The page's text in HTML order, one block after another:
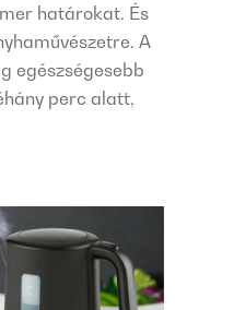
határokat. És
A
egészségesebb
perc alatt,